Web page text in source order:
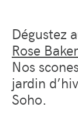
Dégustez
Rose
Nos
jardin
Soho.